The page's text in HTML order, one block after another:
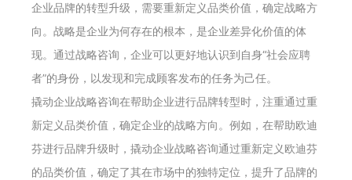
企业品牌的转型升级，需要重新定义品类价值，确定战略方
向。战略是企业为何存在的根本，是企业差异化价值的体
现。通过战略咨询，企业可以更好地认识到自身“社会应聘
者”的身份，以发现和完成顾客发布的任务为己任。
撬动企业战略咨询在帮助企业进行品牌转型时，注重通过重
新定义品类价值，确定企业的战略方向。例如，在帮助欧迪
芬进行品牌升级时，撬动企业战略咨询通过重新定义欧迪芬
的品类价值，确定了其在市场中的独特定位，提升了品牌的